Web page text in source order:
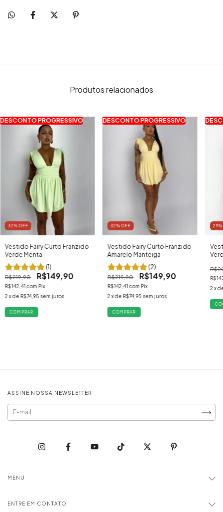
Produtos relacionados
DESCONTO PROGRESSIVO
32% OFF
Vestido Fairy Curto Franzido
Verde Menta
(1)
R$219,90 R$149,90
R$142,41com Pix
2 x de R$74,95 sem juros
COMPRAR
DESCONTO PROGRESSIVO
32% OFF
Vestido Fairy Curto Franzido
Amarelo Manteiga
(2)
R$219,90 R$149,90
R$142,41com Pix
2 x de R$74,95 sem juros
COMPRAR
29
2 x
ASSINE NOSSA NEWSLETTER
MENU
ENTRE EM CONTATO